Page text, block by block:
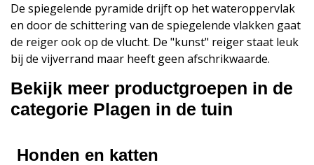
De spiegelende pyramide drijft op het wateroppervlak
en door de schittering van de spiegelende vlakken gaat
de reiger ook op de vlucht. De "kunst" reiger staat leuk
bij de vijverrand maar heeft geen afschrikwaarde.
Bekijk meer productgroepen in de
categorie Plagen in de tuin
Honden en katten